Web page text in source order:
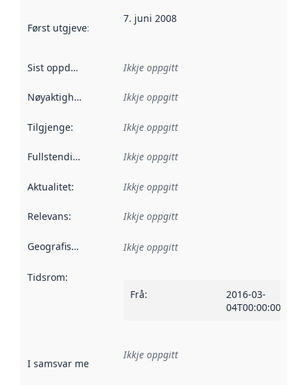
Først utgjeve: Denne datoen seier når dataa i dette
7. juni 2008
Sist oppdatert Ikkje oppgitt
Nøyaktigheit Ikkje oppgitt
Tilgjenge: Ikkje oppgitt
Fullstendigheit Ikkje oppgitt
Aktualitet: Ikkje oppgitt
Relevans: Ikkje oppgitt
Geografisk område Ikkje oppgitt
Tidsrom:
Frå:
2016-03-
04T00:00:00Z
I samsvar med Referanse til ei implementeringsregel eller
Ikkje oppgitt